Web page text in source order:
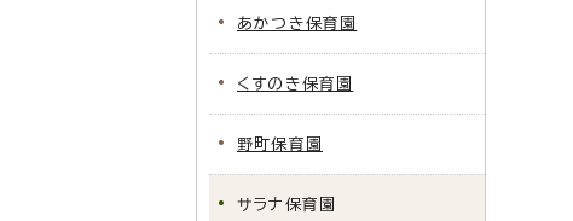
あかつき保育園
くすのき保育園
野町保育園
サラナ保育園